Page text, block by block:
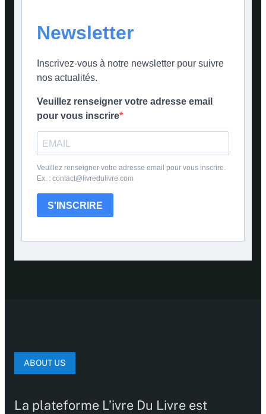
Newsletter
Inscrivez-vous à notre newsletter pour suivre
nos actualités.
Veuillez renseigner votre adresse email
pour vous inscrire
Veuillez renseigner votre adresse email pour vous inscrire.
Ex. : contact@livredulivre.com
S'INSCRIRE
ABOUT US
La plateforme L’ivre Du Livre est